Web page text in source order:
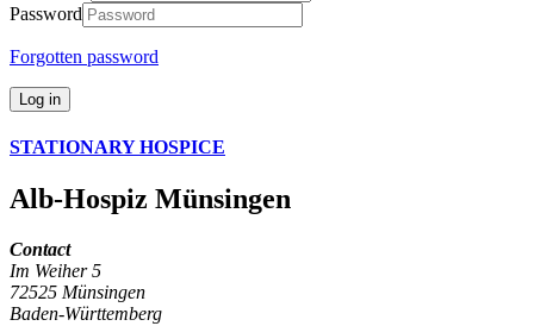
Password
Forgotten password
Log in
STATIONARY HOSPICE
Alb-Hospiz Münsingen
Contact
Im Weiher 5
72525 Münsingen
Baden-Württemberg